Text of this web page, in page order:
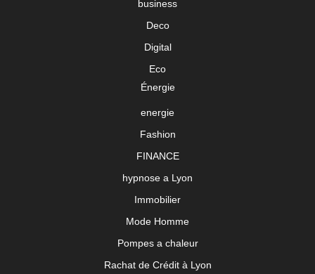
business
Deco
Digital
Eco
Énergie
energie
Fashion
FINANCE
hypnose a Lyon
Immobilier
Mode Homme
Pompes a chaleur
Rachat de Crédit à Lyon